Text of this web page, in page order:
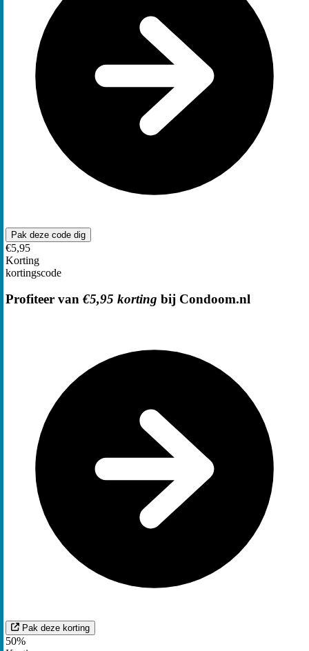
Pak deze code dig
€5,95
Korting
kortingscode
Profiteer van €5,95 korting bij Condoom.nl
Pak deze korting
50%